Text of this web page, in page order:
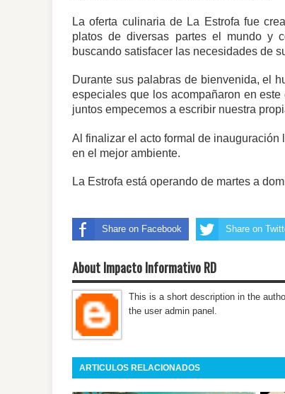
La oferta culinaria de La Estrofa fue
platos de diversas partes el mundo y
buscando satisfacer las necesidades de
Durante sus palabras de bienvenida, el
especiales que los acompañaron en
juntos empecemos a escribir nuestra
Al finalizar el acto formal de
en el mejor ambiente.
La Estrofa está operando de martes a
Share on Facebook Share on
About Impacto Informativo RD
This is a short description in the
the user admin panel.
ARTICULOS RELACIONADOS